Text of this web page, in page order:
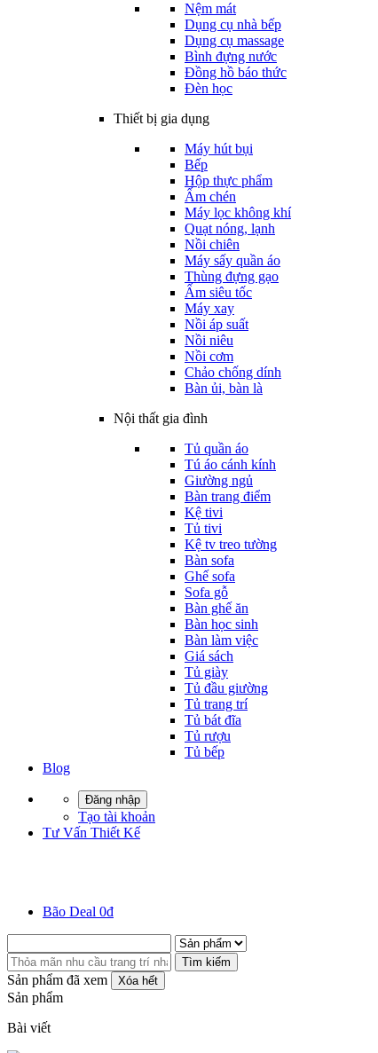
Nệm mát
Dụng cụ nhà bếp
Dụng cụ massage
Bình đựng nước
Đồng hồ báo thức
Đèn học
Thiết bị gia dụng
Máy hút bụi
Bếp
Hộp thực phẩm
Ấm chén
Máy lọc không khí
Quạt nóng, lạnh
Nồi chiên
Máy sấy quần áo
Thùng đựng gạo
Ấm siêu tốc
Máy xay
Nồi áp suất
Nồi niêu
Nồi cơm
Chảo chống dính
Bàn ủi, bàn là
Nội thất gia đình
Tủ quần áo
Tú áo cánh kính
Giường ngủ
Bàn trang điểm
Kệ tivi
Tủ tivi
Kệ tv treo tường
Bàn sofa
Ghế sofa
Sofa gỗ
Bàn ghế ăn
Bàn học sinh
Bàn làm việc
Giá sách
Tủ giày
Tủ đầu giường
Tủ trang trí
Tủ bát đĩa
Tủ rượu
Tủ bếp
Blog
Đăng nhập
Tạo tài khoản
Tư Vấn Thiết Kế
Bão Deal 0đ
Tìm kiếm
Sản phẩm đã xem Xóa hết
Sản phẩm
Bài viết